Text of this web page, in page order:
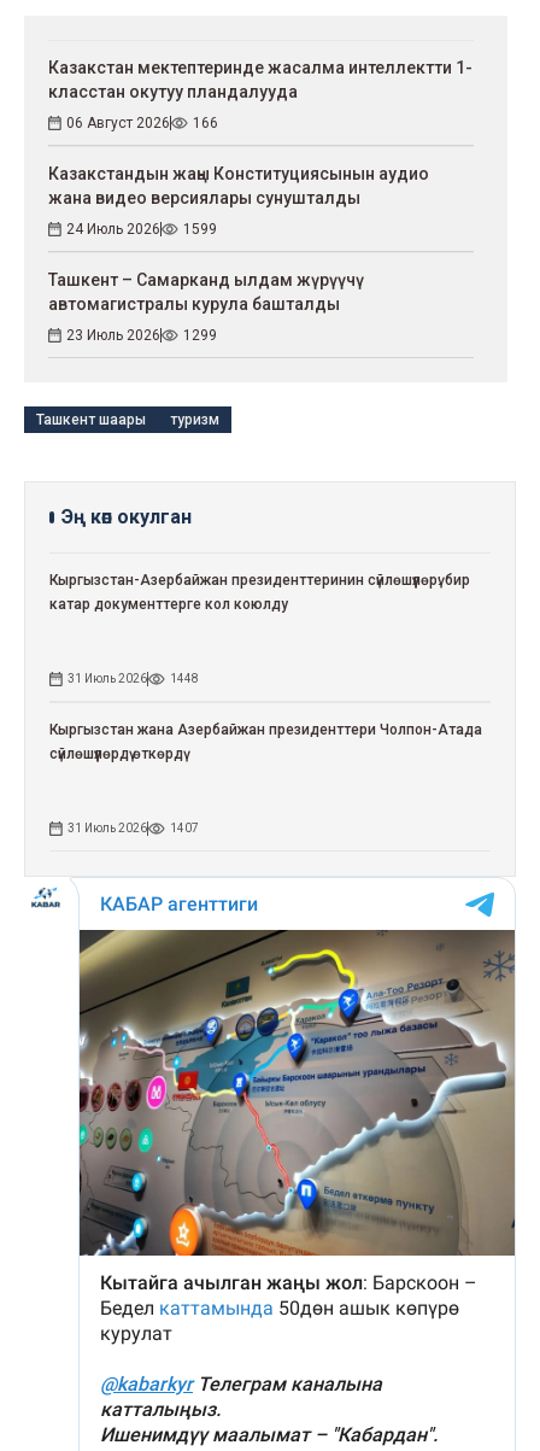
Казакстан мектептеринде жасалма интеллектти 1-
класстан окутуу пландалууда
06 Август 2026 166
Казакстандын жаңы Конституциясынын аудио
жана видео версиялары сунушталды
24 Июль 2026 1599
Ташкент – Самарканд ылдам жүрүүчү
автомагистралы курула башталды
23 Июль 2026 1299
Ташкент шаары туризм
Эң көп окулган
Кыргызстан-Азербайжан президенттеринин сүйлөшүүлөрү: бир
катар документтерге кол коюлду
31 Июль 2026 1448
Кыргызстан жана Азербайжан президенттери Чолпон-Атада
сүйлөшүүлөрдү өткөрдү
31 Июль 2026 1407